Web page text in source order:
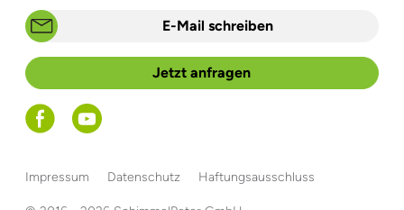
E-Mail schreiben
Jetzt anfragen
Navigation
Impressum Datenschutz Haftungsausschluss